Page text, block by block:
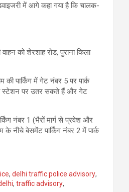
में आगे कहा गया है कि चालक-
को शेरशाह रोड, पुराना किला
पार्किंग में गेट नंबर 5 पर पार्क
स्टेशन पर उतर सकते हैं और गेट
नंबर 1 (भैरों मार्ग से प्रवेश और
के नीचे बेसमेंट पार्किंग नंबर 2 में पार्क
, delhi traffic police advisory,
, traffic advisory,